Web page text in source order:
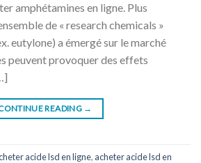
amphétamines en ligne. Plus
de « research chemicals »
eutylone) a émergé sur le marché
peuvent provoquer des effets
READING →
acide lsd en ligne, acheter acide lsd en